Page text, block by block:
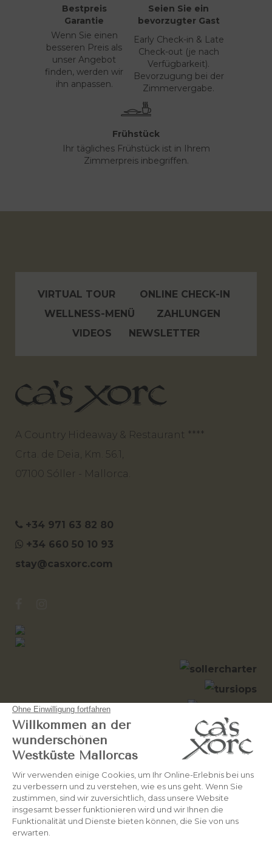
Bestpreis
Garantie
Seien Sie ein
bevorzugter Gast
Wenn Sie einen
besseren Preis als
unser Angebot
finden, werden wir
ihn anpassen.
Early Check-in & Late
Check-out (je nach
Verfügbarkeit).
Bevorzugung bei der
Zimmervergabe.
Frühstück
Ihr tägliches Frühstück ist in Ihrem
Zimmerpreis inbegriffen.
VIRTUAL TOUR
ONLINE CHECK-IN
WELLNESS-MENÜ
ZAHLUNGEN
VIDEOS
NEWSLETTER
A Country Hideaway & Restaurant ****
Crta. de Deia, Km. 56.1,
07100 Sóller - Mallorca.
+34 971 63 82 80
+34 660 50 10 93
stay@casxorc.com